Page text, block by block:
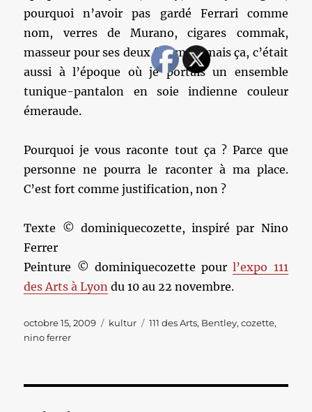
pourquoi n’avoir pas gardé Ferrari comme
nom, verres de Murano, cigares commak,
masseur pour ses deux femmes, mais ça, c’était
aussi à l’époque où je portais un ensemble
tunique-pantalon en soie indienne couleur
émeraude.
Pourquoi je vous raconte tout ça ? Parce que
personne ne pourra le raconter à ma place.
C’est fort comme justification, non ?
Texte © dominiquecozette, inspiré par Nino
Ferrer
Peinture © dominiquecozette pourl’expo 111
des Arts à Lyon du 10 au 22 novembre.
Publié
le
octobre 15, 2009 Catégories
kultur Étiquettes
111 des Arts, Bentley,cozette,
nino ferrer